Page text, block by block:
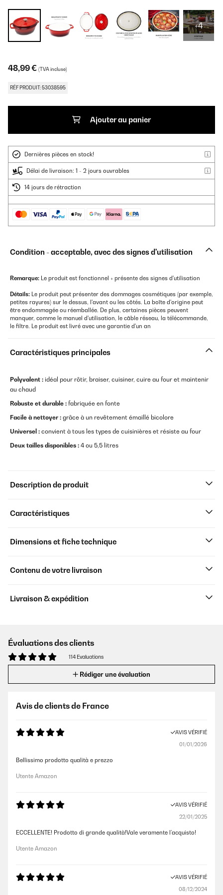
+4
48,99 € (TVA incluse)
RÉF PRODUIT: 53038595
Ajouter au panier
Dernières pièces en stock!
Délai de livraison: 1 - 2 jours ouvrables
14 jours de rétraction
Condition - acceptable, avec des signes d'utilisation
Remarque: Le produit est fonctionnel + présente des signes d'utilisation
Détails: Le produit peut présenter des dommages cosmétiques (par exemple,
petites rayures) sur le dessus, l'avant ou les côtés. La boîte d'origine peut
être endommagée ou réemballée. De plus, certaines pièces peuvent
manquer, comme le manuel d'utilisation, le câble réseau, la télécommande,
le filtre. Le produit est livré avec une garantie d'un an
Caractéristiques principales
Polyvalent : idéal pour rôtir, braiser, cuisiner, cuire au four et maintenir
au chaud
Robuste et durable : fabriquée en fonte
Facile à nettoyer : grâce à un revêtement émaillé bicolore
Universel : convient à tous les types de cuisinières et résiste au four
Deux tailles disponibles : 4 ou 5,5 litres
Description de produit
Caractéristiques
Dimensions et fiche technique
Contenu de votre livraison
Livraison & expédition
Évaluations des clients
114 Evaluations
Rédiger une évaluation
Avis de clients de France
AVIS VÉRIFIÉ
01/01/2026
Bellissimo prodotto qualità e prezzo
Utente Amazon
AVIS VÉRIFIÉ
22/01/2025
ECCELLENTE! Prodotto di grande qualità!Vale veramente l’acquisto!
Utente Amazon
AVIS VÉRIFIÉ
08/12/2024